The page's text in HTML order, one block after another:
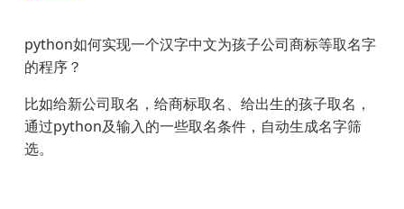
python如何实现一个汉字中文为孩子公司商标等取名字
的程序？
比如给新公司取名，给商标取名、给出生的孩子取名，
通过python及输入的一些取名条件，自动生成名字筛
选。